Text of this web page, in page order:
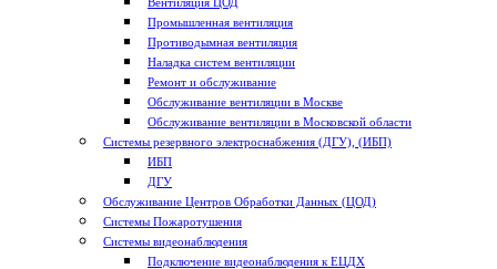
Промышленная вентиляция
Противодымная вентиляция
Наладка систем вентиляции
Ремонт и обслуживание
Обслуживание вентиляции в Москве
Обслуживание вентиляции в Московской области
Системы резервного электроснабжения (ДГУ), (ИБП)
ИБП
ДГУ
Обслуживание Центров Обработки Данных (ЦОД)
Системы Пожаротушения
Системы видеонаблюдения
Подключение видеонаблюдения к ЕЦДХ